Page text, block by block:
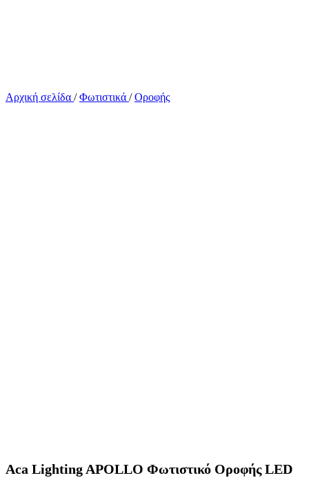
Αρχική σελίδα / Φωτιστικά / Οροφής
Aca Lighting APOLLO Φωτιστικό Οροφής LED